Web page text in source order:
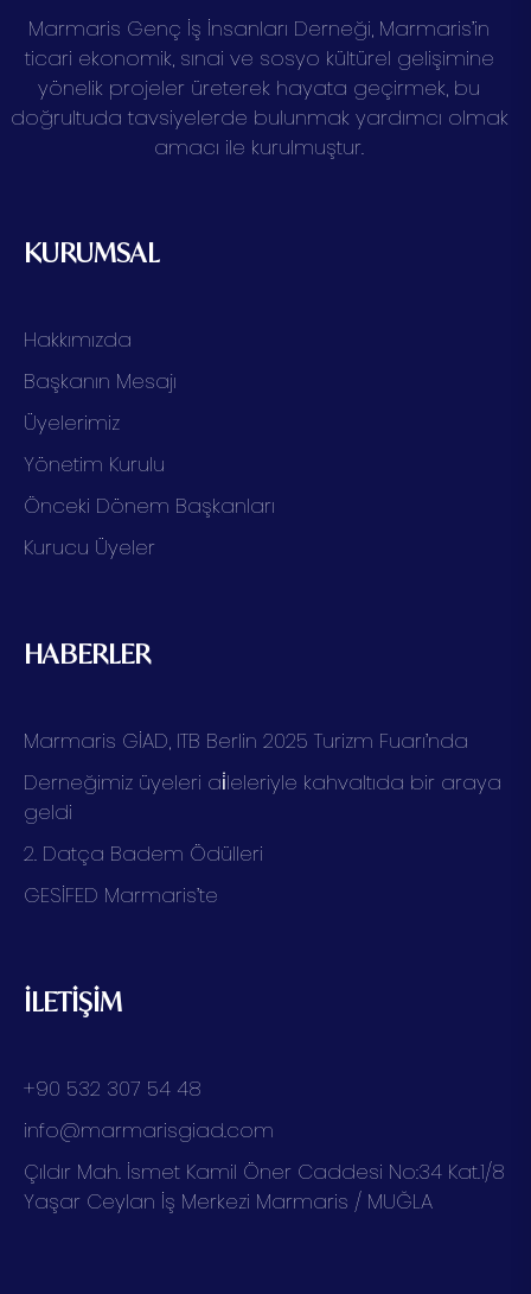
Marmaris Genç İş İnsanları Derneği, Marmaris’in
ticari ekonomik, sınai ve sosyo kültürel gelişimine
yönelik projeler üreterek hayata geçirmek, bu
doğrultuda tavsiyelerde bulunmak yardımcı olmak
amacı ile kurulmuştur.
KURUMSAL
Hakkımızda
Başkanın Mesajı
Üyelerimiz
Yönetim Kurulu
Önceki Dönem Başkanları
Kurucu Üyeler
HABERLER
Marmaris GİAD, ITB Berlin 2025 Turizm Fuarı’nda
Derneğimiz üyeleri ai̇leleriyle kahvaltıda bir araya
geldi
2. Datça Badem Ödülleri
GESİFED Marmaris’te
İLETİŞİM
+90 532 307 54 48
info@marmarisgiad.com
Çıldır Mah. İsmet Kamil Öner Caddesi No:34 Kat.1/8
Yaşar Ceylan İş Merkezi Marmaris / MUĞLA